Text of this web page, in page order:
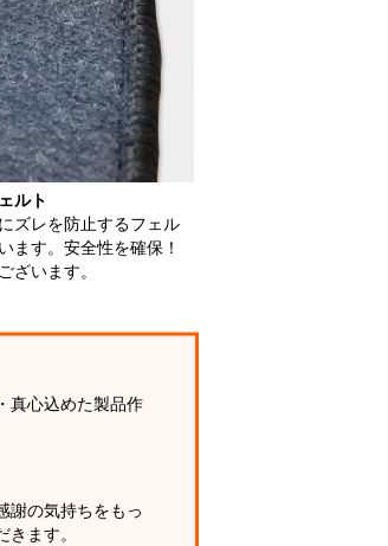
ルト
ズレを防止するフェル
ます。安全性を確保！
ざいます。
真心込めた製品作
謝の気持ちをもっ
きます。